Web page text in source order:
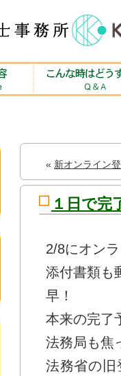
« 新オンライン
１日で完
2/8にオン
添付書類も
早！
本来の完了
法務局も焦
法務省の旧